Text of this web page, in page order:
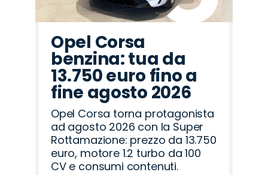
Opel Corsa
benzina: tua da
13.750 euro fino a
fine agosto 2026
Opel Corsa torna protagonista
ad agosto 2026 con la Super
Rottamazione: prezzo da 13.750
euro, motore 1.2 turbo da 100
CV e consumi contenuti.